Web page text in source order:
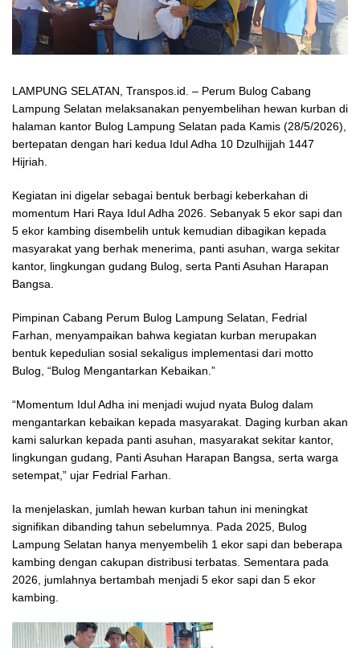
LAMPUNG SELATAN, Transpos.id. – Perum Bulog Cabang
Lampung Selatan melaksanakan penyembelihan hewan kurban di
halaman kantor Bulog Lampung Selatan pada Kamis (28/5/2026),
bertepatan dengan hari kedua Idul Adha 10 Dzulhijjah 1447
Hijriah.
Kegiatan ini digelar sebagai bentuk berbagi keberkahan di
momentum Hari Raya Idul Adha 2026. Sebanyak 5 ekor sapi dan
5 ekor kambing disembelih untuk kemudian dibagikan kepada
masyarakat yang berhak menerima, panti asuhan, warga sekitar
kantor, lingkungan gudang Bulog, serta Panti Asuhan Harapan
Bangsa.
Pimpinan Cabang Perum Bulog Lampung Selatan, Fedrial
Farhan, menyampaikan bahwa kegiatan kurban merupakan
bentuk kepedulian sosial sekaligus implementasi dari motto
Bulog, “Bulog Mengantarkan Kebaikan.”
“Momentum Idul Adha ini menjadi wujud nyata Bulog dalam
mengantarkan kebaikan kepada masyarakat. Daging kurban akan
kami salurkan kepada panti asuhan, masyarakat sekitar kantor,
lingkungan gudang, Panti Asuhan Harapan Bangsa, serta warga
setempat,” ujar Fedrial Farhan.
Ia menjelaskan, jumlah hewan kurban tahun ini meningkat
signifikan dibanding tahun sebelumnya. Pada 2025, Bulog
Lampung Selatan hanya menyembelih 1 ekor sapi dan beberapa
kambing dengan cakupan distribusi terbatas. Sementara pada
2026, jumlahnya bertambah menjadi 5 ekor sapi dan 5 ekor
kambing.